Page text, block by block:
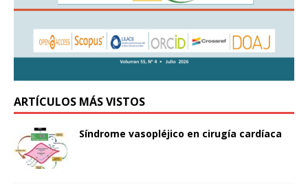
ARTÍCULOS MÁS VISTOS
Síndrome vasopléjico en cirugía cardíaca